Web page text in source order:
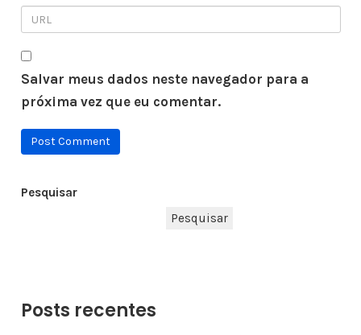
Salvar meus dados neste navegador para a
próxima vez que eu comentar.
Pesquisar
Pesquisar
Posts recentes